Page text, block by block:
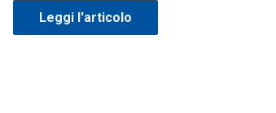
Leggi l'articolo